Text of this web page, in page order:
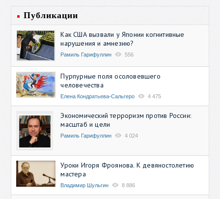
Публикации
Как США вызвали у Японии когнитивные
нарушения и амнезию?
Рамиль Гарифуллин 556
Пурпурные поля осоловевшего
человечества
Елена Кондратьева-Сальгеро 4 475
Экономический терроризм против России:
масштаб и цели
Рамиль Гарифуллин 4 024
Уроки Игоря Фроянова. К девяностолетию
мастера
Владимир Шульгин 8 886